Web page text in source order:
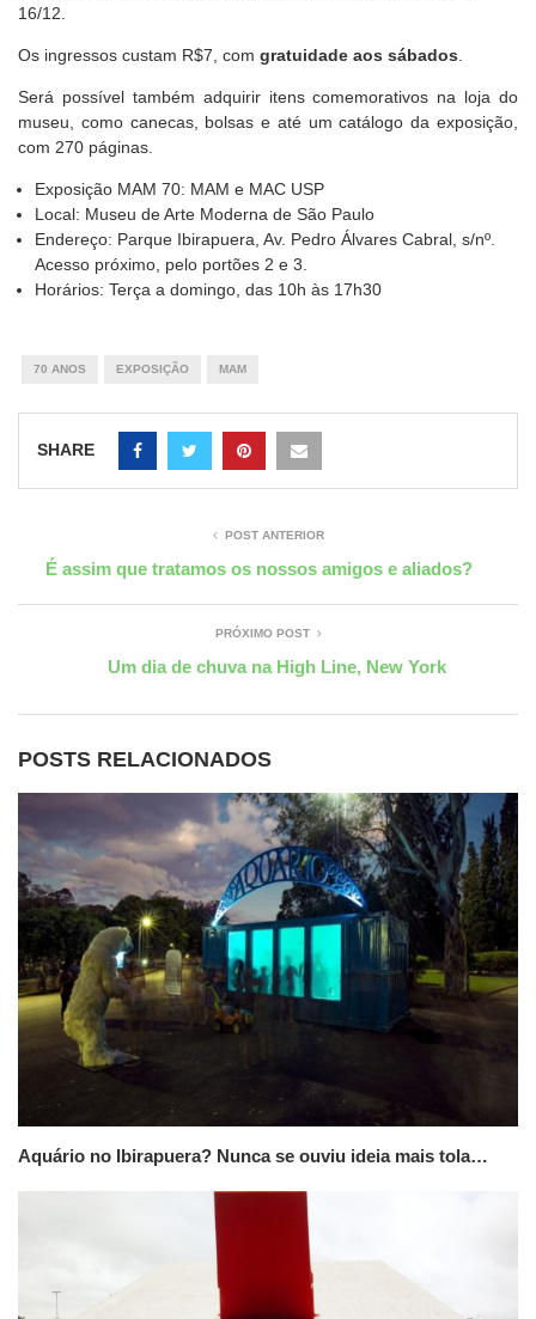
16/12.
Os ingressos custam R$7, com gratuidade aos sábados.
Será possível também adquirir itens comemorativos na loja do
museu, como canecas, bolsas e até um catálogo da exposição,
com 270 páginas.
Exposição MAM 70: MAM e MAC USP
Local: Museu de Arte Moderna de São Paulo
Endereço: Parque Ibirapuera, Av. Pedro Álvares Cabral, s/nº.
Acesso próximo, pelo portões 2 e 3.
Horários: Terça a domingo, das 10h às 17h30
70 ANOS EXPOSIÇÃO MAM
SHARE
POST ANTERIOR
É assim que tratamos os nossos amigos e aliados?
PRÓXIMO POST
Um dia de chuva na High Line, New York
POSTS RELACIONADOS
Aquário no Ibirapuera? Nunca se ouviu ideia mais tola…